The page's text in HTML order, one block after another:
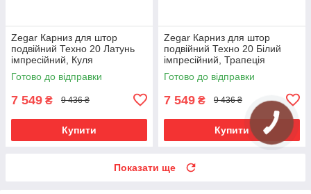
Zegar Карниз для штор
подвійний Техно 20 Латунь
імпресійний, Куля
Готово до відправки
7 549 ₴ 9 436 ₴
Купити
Zegar Карниз для штор
подвійний Техно 20 Білий
імпресійний, Трапеція
Готово до відправки
7 549 ₴ 9 436 ₴
Купити
Показати ще